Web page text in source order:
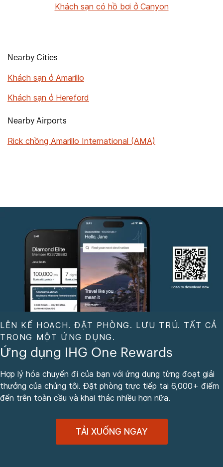
Khách sạn có hồ bơi ở Canyon
Nearby Cities
Khách sạn ở Amarillo
Khách sạn ở Hereford
Nearby Airports
Rick chồng Amarillo International (AMA)
LÊN KẾ HOẠCH. ĐẶT PHÒNG. LƯU TRÚ. TẤT CẢ
TRONG MỘT ỨNG DỤNG.
Ứng dụng IHG One Rewards
Hợp lý hóa chuyến đi của bạn với ứng dụng từng đoạt giải
thưởng của chúng tôi. Đặt phòng trực tiếp tại 6,000+ điểm
đến trên toàn cầu và khai thác nhiều hơn nữa.
TẢI XUỐNG NGAY